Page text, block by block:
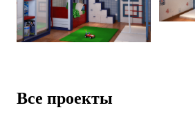
Все проекты